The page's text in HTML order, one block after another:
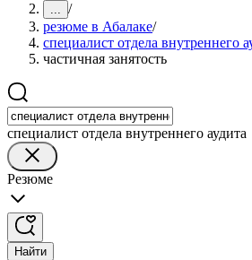
... /
резюме в Абалаке/
специалист отдела внутреннего
частичная занятость
специалист отдела внутреннего аудита
Резюме
Найти